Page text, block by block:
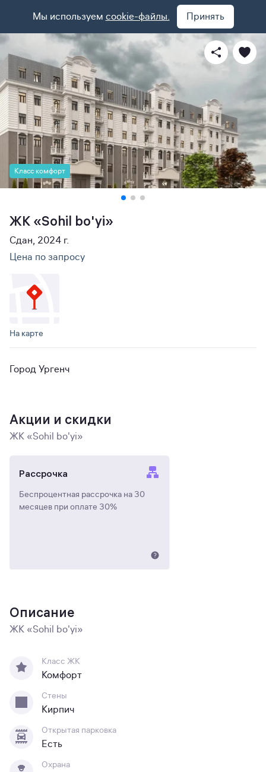
Мы используем cookie-файлы. Принять
Класс комфорт
ЖК «Sohil bo'yi»
Сдан, 2024 г.
Цена по запросу
На карте
Город Ургенч
Акции и скидки
ЖК «Sohil bo'yi»
Рассрочка
Беспроцентная рассрочка на 30
месяцев при оплате 30%
Описание
ЖК «Sohil bo'yi»
Класс ЖК
Комфорт
Стены
Кирпич
Открытая парковка
Есть
Охрана